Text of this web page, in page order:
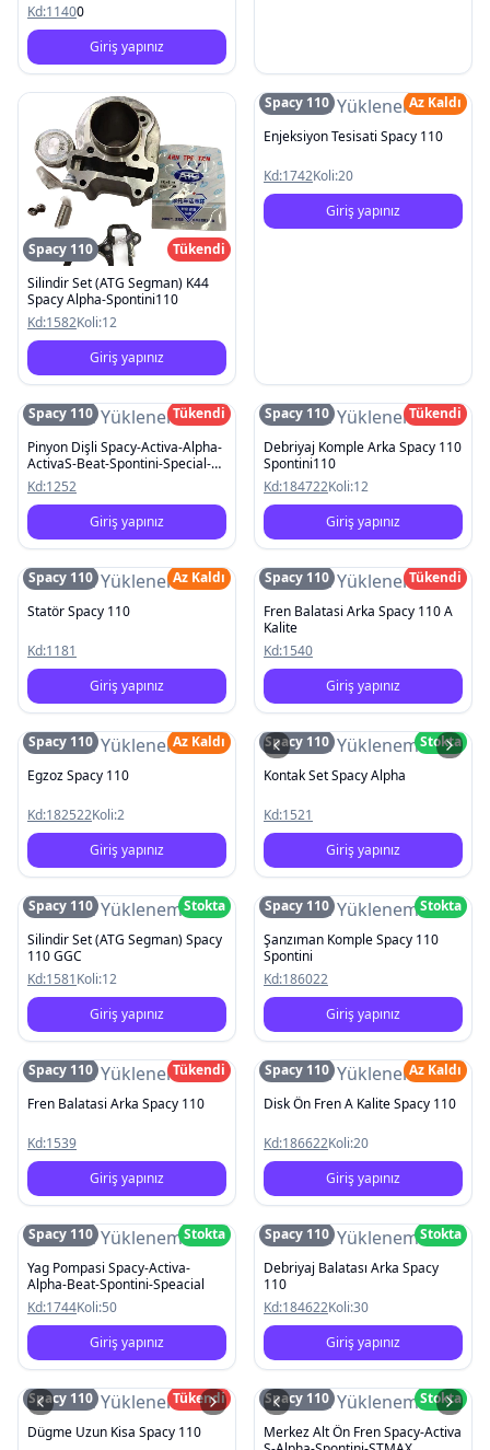
Kd:11400
Giriş yapınız
Spacy 110
Tükendi
Silindir Set (ATG Segman) K44
Spacy Alpha-Spontini110
Kd:1582Koli:12
Giriş yapınız
Resim Yüklenemedi
Spacy 110
Az Kaldı
Enjeksiyon Tesisati Spacy 110
Kd:1742Koli:20
Giriş yapınız
Resim Yüklenemedi
Spacy 110
Tükendi
Pinyon Dişli Spacy-Activa-Alpha-
ActivaS-Beat-Spontini-Special-
Pleasure
Kd:1252
Giriş yapınız
Resim Yüklenemedi
Spacy 110
Tükendi
Debriyaj Komple Arka Spacy 110
Spontini110
Kd:184722Koli:12
Giriş yapınız
Resim Yüklenemedi
Spacy 110
Az Kaldı
Statör Spacy 110
Kd:1181
Giriş yapınız
Resim Yüklenemedi
Spacy 110
Tükendi
Fren Balatasi Arka Spacy 110 A
Kalite
Kd:1540
Giriş yapınız
Resim Yüklenemedi
Spacy 110
Az Kaldı
Egzoz Spacy 110
Kd:182522Koli:2
Giriş yapınız
Resim Yüklenemedi
Spacy 110
Stokta
Kontak Set Spacy Alpha
Kd:1521
Giriş yapınız
Resim Yüklenemedi
Spacy 110
Stokta
Silindir Set (ATG Segman) Spacy
110 GGC
Kd:1581Koli:12
Giriş yapınız
Resim Yüklenemedi
Spacy 110
Stokta
Şanzıman Komple Spacy 110
Spontini
Kd:186022
Giriş yapınız
Resim Yüklenemedi
Spacy 110
Tükendi
Fren Balatasi Arka Spacy 110
Kd:1539
Giriş yapınız
Resim Yüklenemedi
Spacy 110
Az Kaldı
Disk Ön Fren A Kalite Spacy 110
Kd:186622Koli:20
Giriş yapınız
Resim Yüklenemedi
Spacy 110
Stokta
Yag Pompasi Spacy-Activa-
Alpha-Beat-Spontini-Speacial
Kd:1744Koli:50
Giriş yapınız
Resim Yüklenemedi
Spacy 110
Stokta
Debriyaj Balatası Arka Spacy
110
Kd:184622Koli:30
Giriş yapınız
Resim Yüklenemedi
Spacy 110
Tükendi
Dügme Uzun Kisa Spacy 110
Resim Yüklenemedi
Spacy 110
Stokta
Merkez Alt Ön Fren Spacy-Activa